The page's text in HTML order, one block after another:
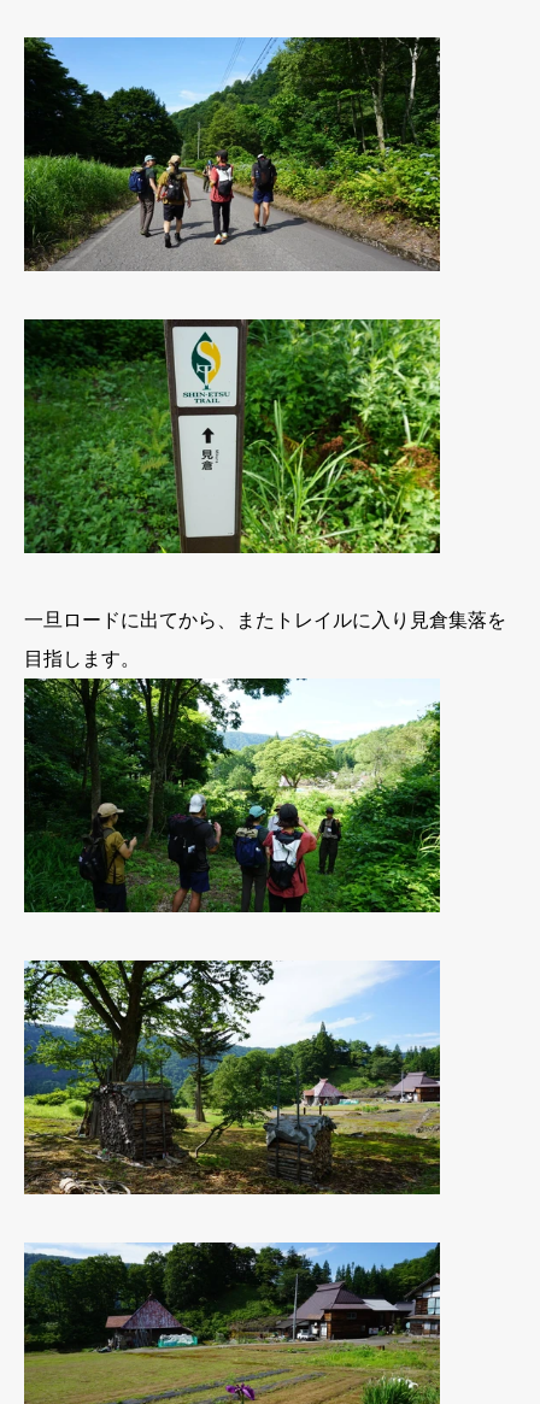
一旦ロードに出てから、またトレイルに入り見倉集落を
目指します。